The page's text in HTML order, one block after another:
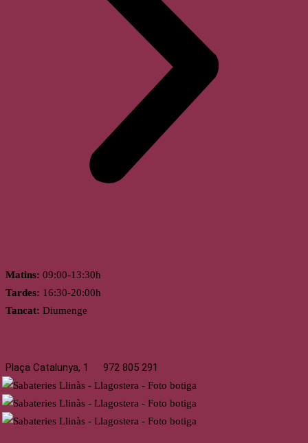
Matins: 09:00-13:30h
Tardes: 16:30-20:00h
Tancat: Diumenge
Plaça Catalunya, 1 972 805 291